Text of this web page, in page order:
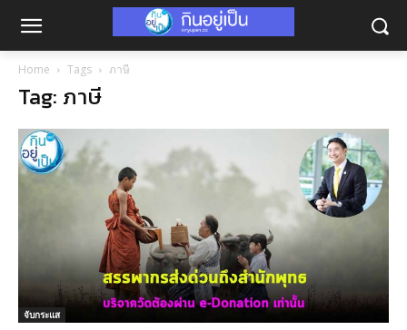
Home Tags ภาษี
Tag: ภาษี
จับกระแส